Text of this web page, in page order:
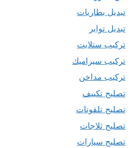
تبديل بطاريات
تبديل تواير
تركيب ستلايت
تركيب سيراميك
تركيب مداخن
تصليح تكييف
تصليح تلفونات
تصليح ثلاجات
تصليح سيارات